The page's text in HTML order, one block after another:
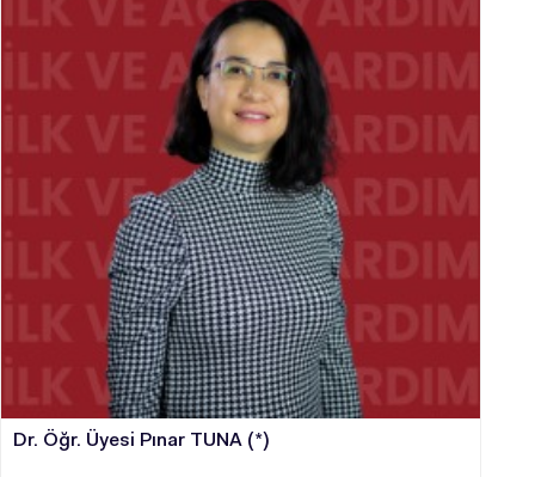
LİSANSÜSTÜ EĞİTİM ENSTİTÜSÜ
ADAYLARI
ÖNLİSANS ve
LİSANS ADAY ÖĞRENCİ
YATAY GEÇİŞ
Dr. Öğr. Üyesi Pınar TUNA (*)